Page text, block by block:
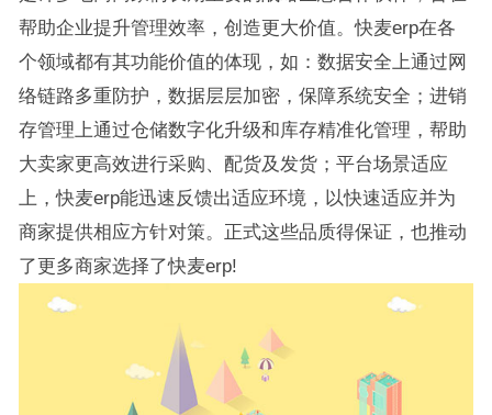
帮助企业提升管理效率，创造更大价值。快麦erp在各
个领域都有其功能价值的体现，如：数据安全上通过网
络链路多重防护，数据层层加密，保障系统安全；进销
存管理上通过仓储数字化升级和库存精准化管理，帮助
大卖家更高效进行采购、配货及发货；平台场景适应
上，快麦erp能迅速反馈出适应环境，以快速适应并为
商家提供相应方针对策。正式这些品质得保证，也推动
了更多商家选择了快麦erp!